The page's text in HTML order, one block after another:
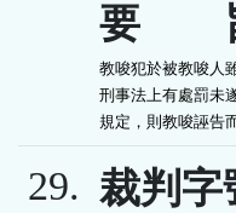
要
教唆犯於被教唆人
刑事法上有處罰未
規定，則教唆誣告
29. 裁判字